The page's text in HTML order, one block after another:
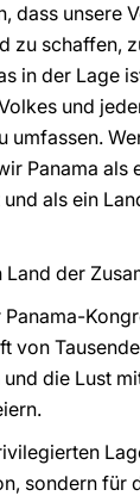
dass unsere
zu schaffen,
in der Lage
und
umfassen.
Panama als
als ein
Land der
von
die Lust
sondern für